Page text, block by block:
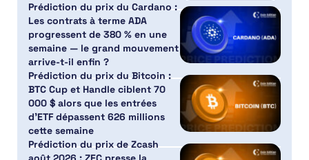
Prédiction du prix du Cardano :
Les contrats à terme ADA
progressent de 380 % en une
semaine — le grand mouvement
arrive-t-il enfin ?
Prédiction du prix du Bitcoin :
BTC Cup et Handle ciblent 70
000 $ alors que les entrées
d’ETF dépassent 626 millions
cette semaine
Prédiction du prix de Zcash